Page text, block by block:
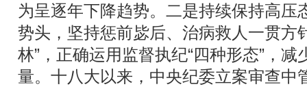
为呈逐年下降趋势。二是持续保持高压
势头，坚持惩前毖后、治病救人一贯方
林”，正确运用监督执纪“四种形态”，
量。十八大以来，中央纪委立案审查中